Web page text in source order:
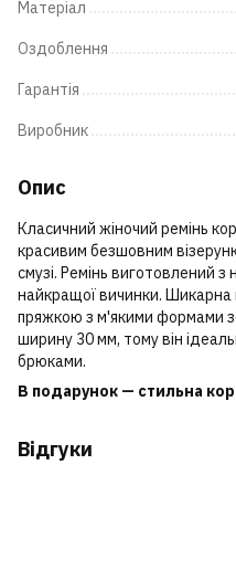
Матеріал
Оздоблення
Гарантія
Виробник
Опис
Класичний жіночий ремінь
красивим безшовним
смузі. Ремінь виготовлений з
найкращої вичинки. Шикарна
пряжкою з м'якими формами
ширину 30 мм, тому він
брюками.
В подарунок — стильна
Відгуки